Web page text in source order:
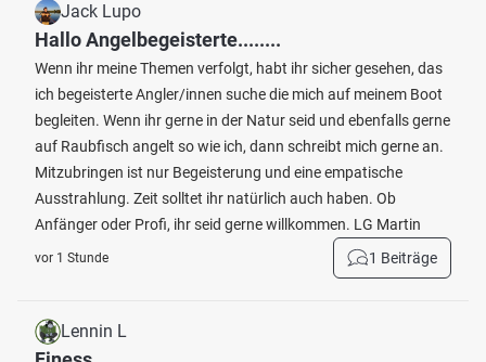
Jack Lupo
Hallo Angelbegeisterte........
Wenn ihr meine Themen verfolgt, habt ihr sicher gesehen, das
ich begeisterte Angler/innen suche die mich auf meinem Boot
begleiten. Wenn ihr gerne in der Natur seid und ebenfalls gerne
auf Raubfisch angelt so wie ich, dann schreibt mich gerne an.
Mitzubringen ist nur Begeisterung und eine empatische
Ausstrahlung. Zeit solltet ihr natürlich auch haben. Ob
Anfänger oder Profi, ihr seid gerne willkommen. LG Martin
vor 1 Stunde 1 Beiträge
Lennin L